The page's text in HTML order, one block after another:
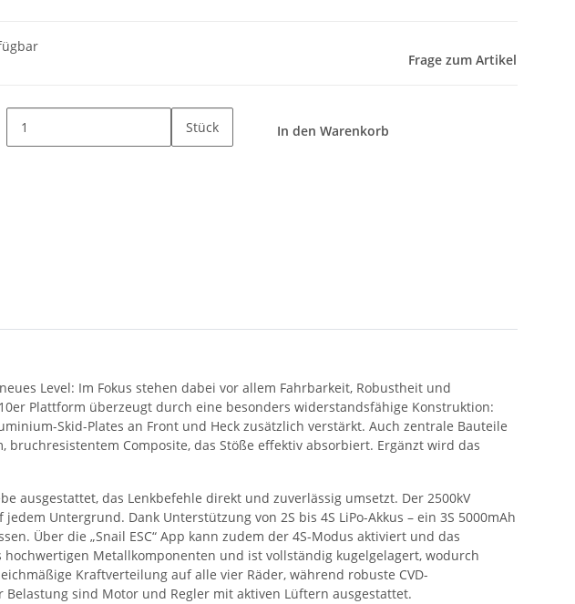
Frage zum Artikel
Stück In den Warenkorb
Level: Im Fokus stehen dabei vor allem Fahrbarkeit, Robustheit und
Plattform überzeugt durch eine besonders widerstandsfähige Konstruktion:
Skid-Plates an Front und Heck zusätzlich verstärkt. Auch zentrale Bauteile
Composite, das Stöße effektiv absorbiert. Ergänzt wird das
ausgestattet, das Lenkbefehle direkt und zuverlässig umsetzt. Der 2500kV
Untergrund. Dank Unterstützung von 2S bis 4S LiPo-Akkus – ein 3S 5000mAh
Über die „Snail ESC“ App kann zudem der 4S-Modus aktiviert und das
Metallkomponenten und ist vollständig kugelgelagert, wodurch
Kraftverteilung auf alle vier Räder, während robuste CVD-
sind Motor und Regler mit aktiven Lüftern ausgestattet.